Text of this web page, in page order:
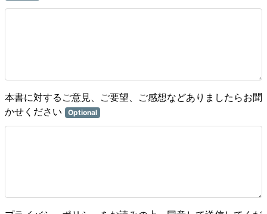
本書に対するご意見、ご要望、ご感想などありましたらお聞
かせください
Optional